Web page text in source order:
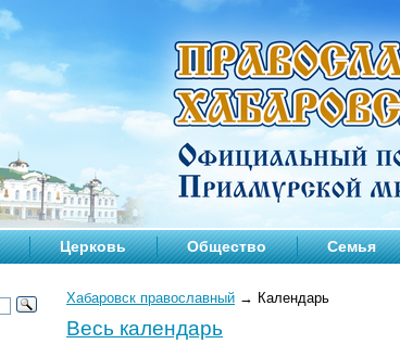
Церковь Общество Семья
Хабаровск православный → Календарь
Весь календарь